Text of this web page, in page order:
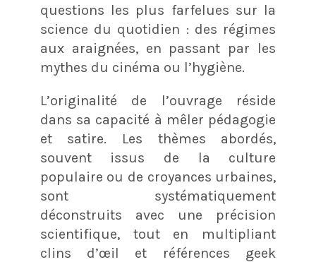
questions les plus farfelues sur la
science du quotidien : des régimes
aux araignées, en passant par les
mythes du cinéma ou l’hygiène.
L’originalité de l’ouvrage réside
dans sa capacité à mêler pédagogie
et satire. Les thèmes abordés,
souvent issus de la culture
populaire ou de croyances urbaines,
sont systématiquement
déconstruits avec une précision
scientifique, tout en multipliant
clins d’œil et références geek